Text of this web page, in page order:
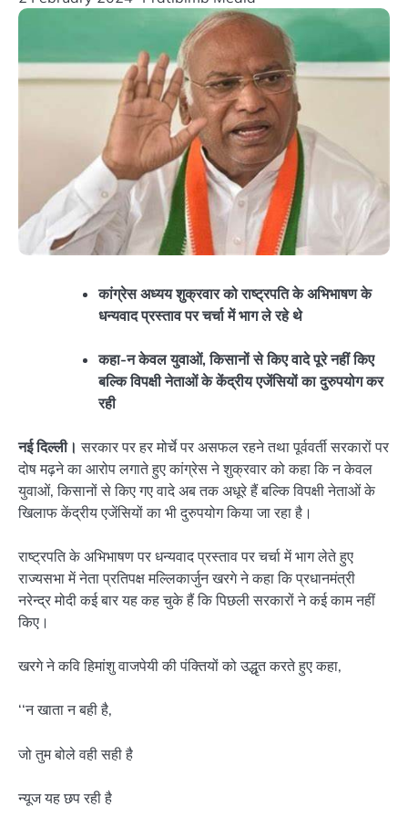
कांग्रेस अध्यय शुक्रवार को राष्ट्रपति के अभिभाषण के
धन्यवाद प्रस्ताव पर चर्चा में भाग ले रहे थे
कहा-न केवल युवाओं, किसानों से किए वादे पूरे नहीं किए
बल्कि विपक्षी नेताओं के केंद्रीय एजेंसियों का दुरुपयोग कर
रही
नई दिल्ली। सरकार पर हर मोर्चे पर असफल रहने तथा पूर्ववर्ती सरकारों पर
दोष मढ़ने का आरोप लगाते हुए कांग्रेस ने शुक्रवार को कहा कि न केवल
युवाओं, किसानों से किए गए वादे अब तक अधूरे हैं बल्कि विपक्षी नेताओं के
खिलाफ केंद्रीय एजेंसियों का भी दुरुपयोग किया जा रहा है।
राष्ट्रपति के अभिभाषण पर धन्यवाद प्रस्ताव पर चर्चा में भाग लेते हुए
राज्यसभा में नेता प्रतिपक्ष मल्लिकार्जुन खरगे ने कहा कि प्रधानमंत्री
नरेन्द्र मोदी कई बार यह कह चुके हैं कि पिछली सरकारों ने कई काम नहीं
किए।
खरगे ने कवि हिमांशु वाजपेयी की पंक्तियों को उद्धृत करते हुए कहा,
‘‘न खाता न बही है,
जो तुम बोले वही सही है
न्यूज यह छप रही है